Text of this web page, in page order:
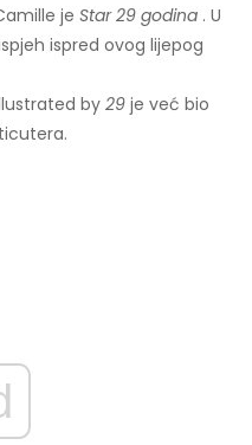
je Star 29 godina . U
ispred ovog lijepog
by 29 je već bio